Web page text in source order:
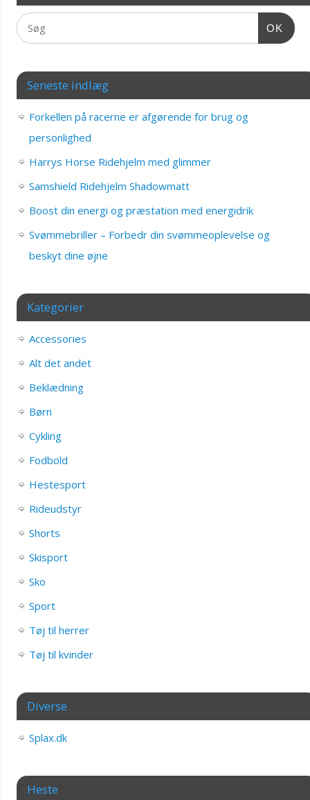
OK
Seneste indlæg
Forkellen på racerne er afgørende for brug og
personlighed
Harrys Horse Ridehjelm med glimmer
Samshield Ridehjelm Shadowmatt
Boost din energi og præstation med energidrik
Svømmebriller – Forbedr din svømmeoplevelse og
beskyt dine øjne
Kategorier
Accessories
Alt det andet
Beklædning
Børn
Cykling
Fodbold
Hestesport
Rideudstyr
Shorts
Skisport
Sko
Sport
Tøj til herrer
Tøj til kvinder
Diverse
Splax.dk
Heste